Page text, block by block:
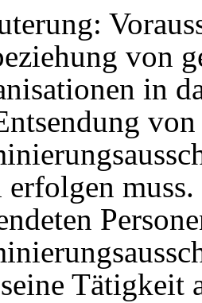
von
in
erfolgen
Tätigkeit